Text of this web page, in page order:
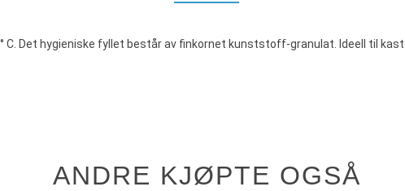
C. Det hygieniske fyllet består av finkornet kunststoff-granulat. Ideell til
ANDRE KJØPTE OGSÅ